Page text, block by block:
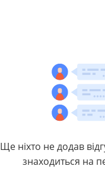
Ще ніхто не додав
знаходиться на